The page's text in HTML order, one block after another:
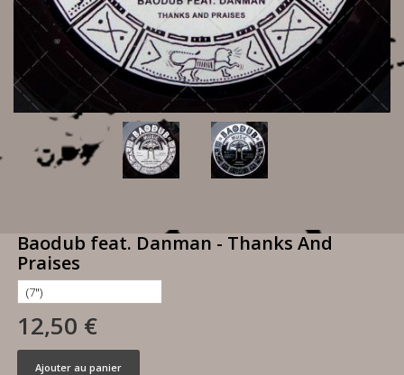
Baodub feat. Danman - Thanks And
Praises
12,50 €
Ajouter au panier